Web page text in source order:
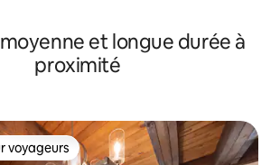
et longue durée à
proximité
les plus appréciés
voyageurs